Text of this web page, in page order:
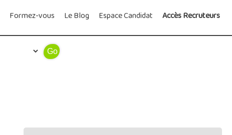
Formez-vous Le Blog Espace Candidat Accès Recruteurs